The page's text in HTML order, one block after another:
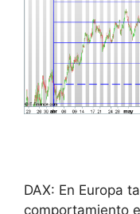
DAX: En Europa
comportamiento